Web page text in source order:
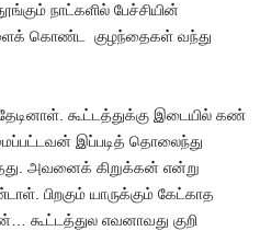
நாட்களில் பேச்சியின்
கொண்ட குழந்தைகள் வந்து
கூட்டத்துக்கு இடையில் கண்
இப்படித் தொலைந்து
அவனைக் கிறுக்கன் என்று
பிறகும் யாருக்கும் கேட்காத
கூட்டத்துல எவனாவது குறி